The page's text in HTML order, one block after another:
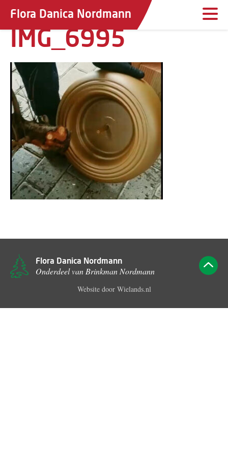
Flora Danica Nordmann
IMG_6995
Flora Danica Nordmann
Onderdeel van Brinkman Nordmann
Website door Wielands.nl